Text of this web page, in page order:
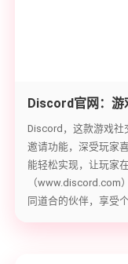
Discord官网：游
请体验
Discord，这款游戏社
邀请功能，深受玩家
能轻松实现，让玩家
（www.discord.com
同道合的伙伴，享受